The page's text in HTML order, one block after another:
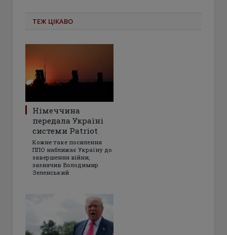
ТЕЖ ЦІКАВО
Німеччина
передала Україні
системи Patriot
Кожне таке посилення
ППО наближає Україну до
завершення війни,
зазначив Володимир
Зеленський